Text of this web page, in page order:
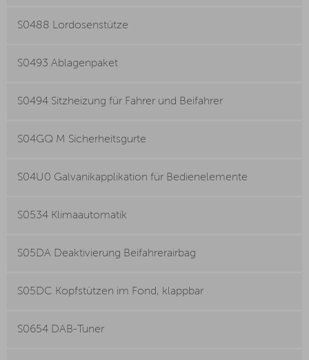
S0488 Lordosenstütze
S0493 Ablagenpaket
S0494 Sitzheizung für Fahrer und Beifahrer
S04GQ M Sicherheitsgurte
S04U0 Galvanikapplikation für Bedienelemente
S0534 Klimaautomatik
S05DA Deaktivierung Beifahrerairbag
S05DC Kopfstützen im Fond, klappbar
S0654 DAB-Tuner